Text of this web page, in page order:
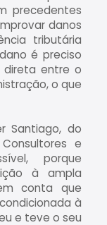
precedentes
danos
tributária
é preciso
direta entre o
o que
Santiago, do
e
porque
à ampla
conta que
à
e teve o seu